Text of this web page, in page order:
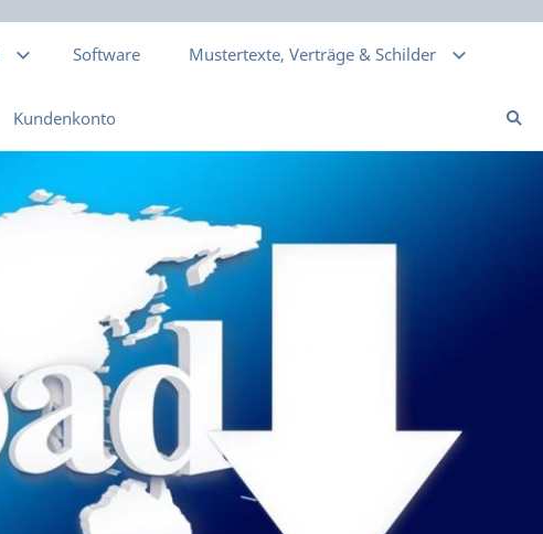
Software Mustertexte, Verträge & Schilder
Kundenkonto